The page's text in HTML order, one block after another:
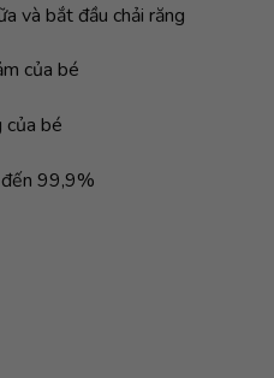
và bắt đầu chải răng
của bé
của bé
99,9%